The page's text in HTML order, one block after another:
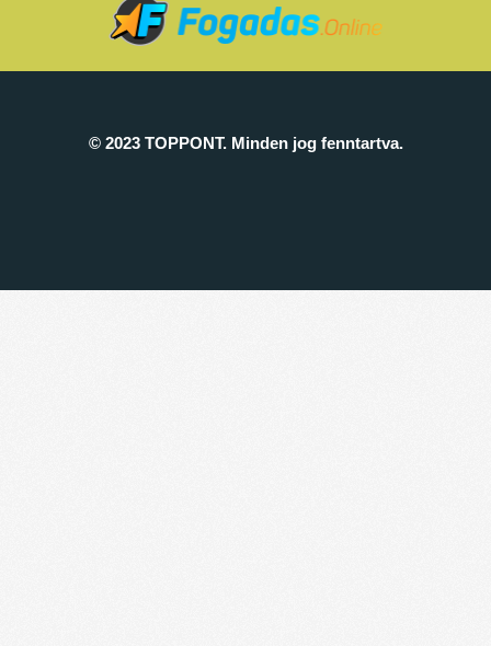
© 2023 TOPPONT. Minden jog fenntartva.